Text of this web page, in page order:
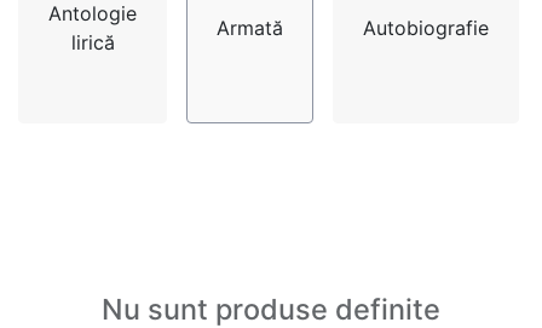
Antologie
lirică
Armată Autobiografie
Nu sunt produse definite